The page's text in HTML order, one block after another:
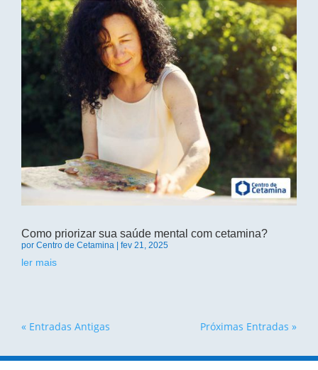
Como priorizar sua saúde mental com cetamina?
por Centro de Cetamina fev 21, 2025
ler mais
« Entradas Antigas Próximas Entradas »